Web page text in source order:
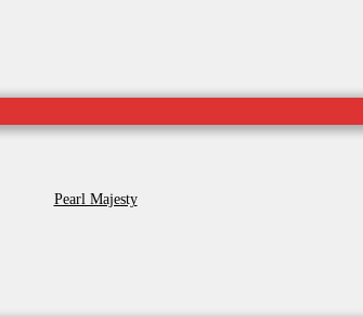
Pearl Majesty